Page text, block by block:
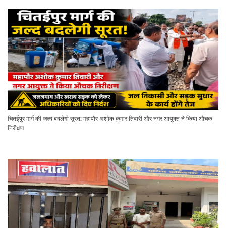
चितईपुर मार्ग की जल्द बदलेगी सूरत: महापौर अशोक कुमार तिवारी और नगर आयुक्त ने किया औचक
निरीक्षण